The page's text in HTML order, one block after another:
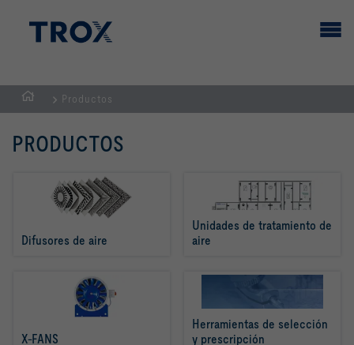
PÁGINA
PRINCIPAL
Productos
PRODUCTOS
Difusores de aire
Unidades de tratamiento de
aire
X-FANS
Herramientas de selección
y prescripción